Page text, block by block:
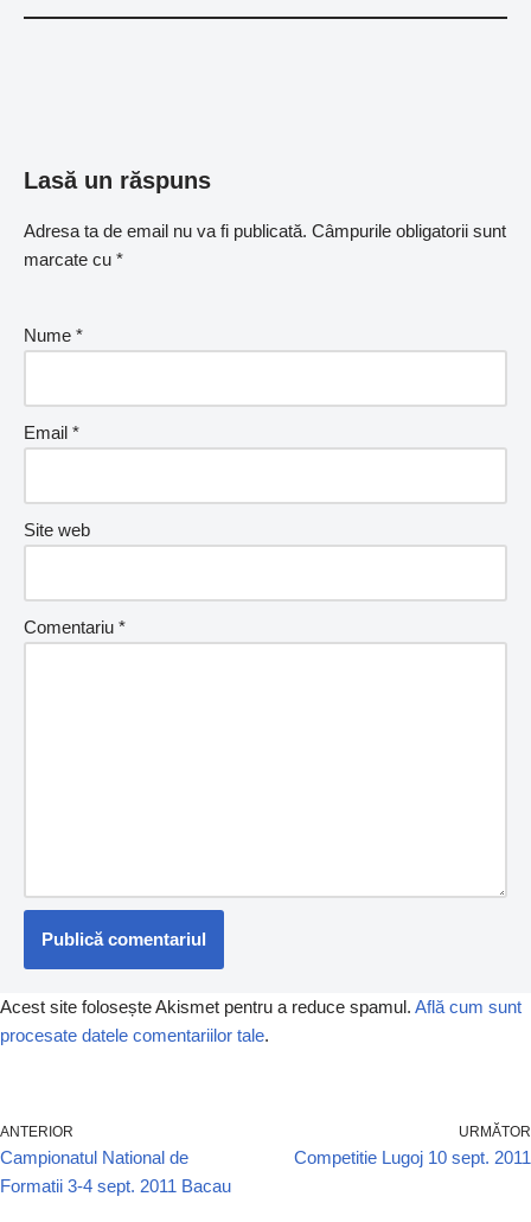
Lasă un răspuns
Adresa ta de email nu va fi publicată. Câmpurile obligatorii sunt
marcate cu *
Nume *
Email *
Site web
Comentariu *
Acest site folosește Akismet pentru a reduce spamul. Află cum sunt
procesate datele comentariilor tale.
ANTERIOR
Campionatul National de
Formatii 3-4 sept. 2011 Bacau
URMĂTOR
Competitie Lugoj 10 sept. 2011